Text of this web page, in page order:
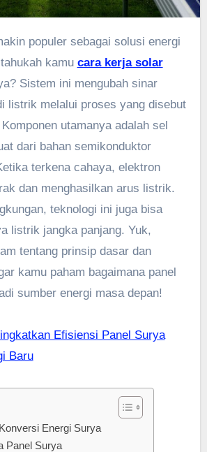
kamu cara kerja solar
Sistem ini mengubah sinar
listrik melalui proses yang disebut
utamanya adalah sel
dari bahan semikonduktor
terkena cahaya, elektron
dan menghasilkan arus listrik.
teknologi ini juga bisa
listrik jangka panjang. Yuk,
tentang prinsip dasar dan
kamu paham bagaimana panel
sumber energi masa depan!
Efisiensi Panel Surya
Baru
Energi Surya
Panel Surya